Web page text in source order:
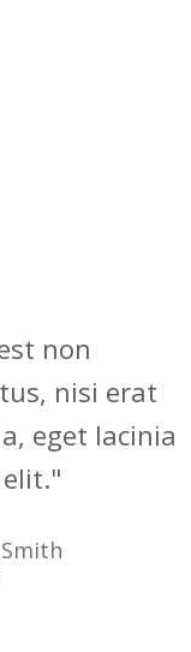
non
nisi erat
eget lacinia